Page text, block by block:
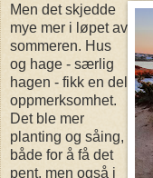
Men det skjedde
mye mer i løpet av
sommeren. Hus
og hage - særlig
hagen - fikk en del
oppmerksomhet.
Det ble mer
planting og såing,
både for å få det
pent, men også i